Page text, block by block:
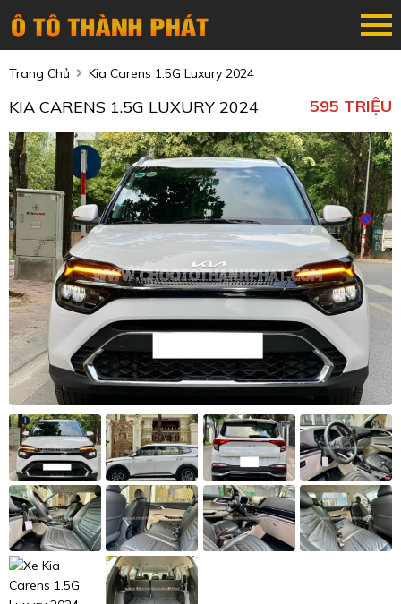
Trang Chủ Kia Carens 1.5G Luxury 2024
KIA CARENS 1.5G LUXURY 2024 595 TRIỆU